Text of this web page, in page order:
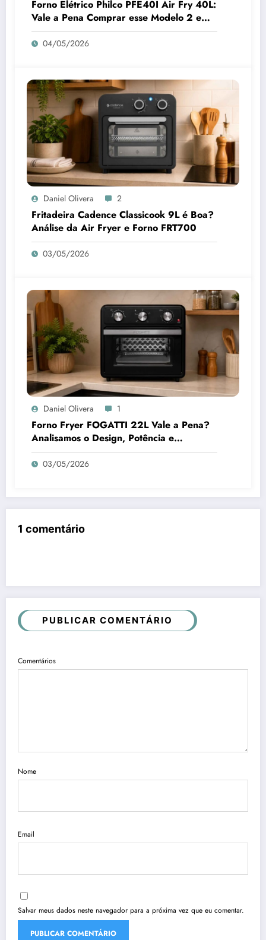
Forno Elétrico Philco PFE40I Air Fry 40L:
Vale a Pena Comprar esse Modelo 2 em 1
para sua Cozinha em 2026?
04/05/2026
Daniel Olivera 2
Fritadeira Cadence Classicook 9L é Boa?
Análise da Air Fryer e Forno FRT700
03/05/2026
Daniel Olivera 1
Forno Fryer FOGATTI 22L Vale a Pena?
Analisamos o Design, Potência e
Praticidade
03/05/2026
1 comentário
PUBLICAR COMENTÁRIO
Comentários
Nome
Email
Salvar meus dados neste navegador para a próxima vez que eu comentar.